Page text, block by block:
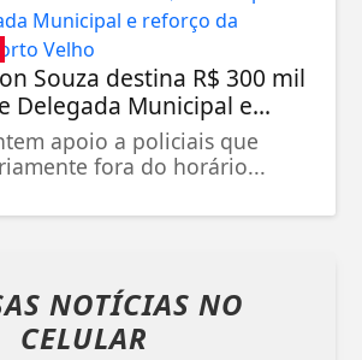
Souza destina R$ 300 mil
Delegada Municipal e...
apoio a policiais que
fora do horário...
NOTÍCIAS NO
CELULAR